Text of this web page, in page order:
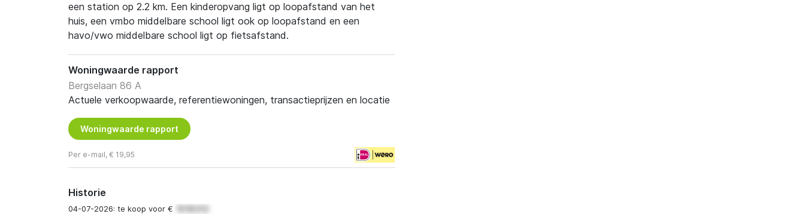
een station op 2.2 km. Een kinderopvang ligt op loopafstand van het
huis, een vmbo middelbare school ligt ook op loopafstand en een
havo/vwo middelbare school ligt op fietsafstand.
Woningwaarde rapport
Bergselaan 86 A
Actuele verkoopwaarde, referentiewoningen, transactieprijzen en locatie
Woningwaarde rapport
Per e-mail, € 19,95
Historie
04-07-2026: te koop voor €